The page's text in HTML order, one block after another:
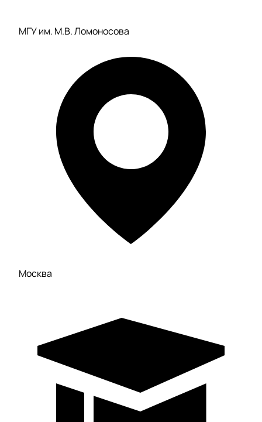
МГУ им. М.В. Ломоносова
Москва